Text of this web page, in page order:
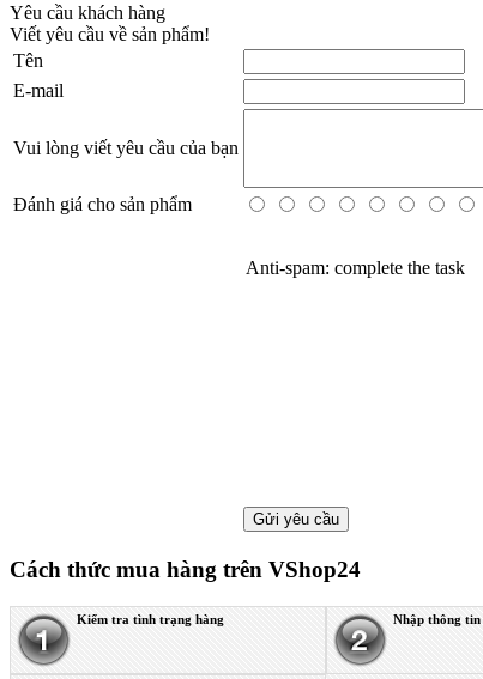
Yêu cầu khách hàng
Viết yêu cầu về sản phẩm!
Tên
E-mail
Vui lòng viết yêu cầu của bạn
Đánh giá cho sản phẩm
Anti-spam: complete the task
Cách thức mua hàng trên VShop24
Kiểm tra tình trạng hàng Nhập thông tin